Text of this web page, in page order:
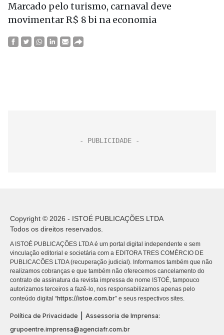
Marcado pelo turismo, carnaval deve
movimentar R$ 8 bi na economia
Copyright © 2026 - ISTOÉ PUBLICAÇÕES LTDA
Todos os direitos reservados.
A ISTOÉ PUBLICAÇÕES LTDA é um portal digital independente e sem
vinculação editorial e societária com a EDITORA TRES COMÉRCIO DE
PUBLICACÕES LTDA (recuperação judicial). Informamos também que não
realizamos cobranças e que também não oferecemos cancelamento do
contrato de assinatura da revista impressa de nome ISTOÉ, tampouco
autorizamos terceiros a fazê-lo, nos responsabilizamos apenas pelo
conteúdo digital “https://istoe.com.br” e seus respectivos sites.
Política de Privacidade
Assessoria de Imprensa:
grupoentre.imprensa@agenciafr.com.br